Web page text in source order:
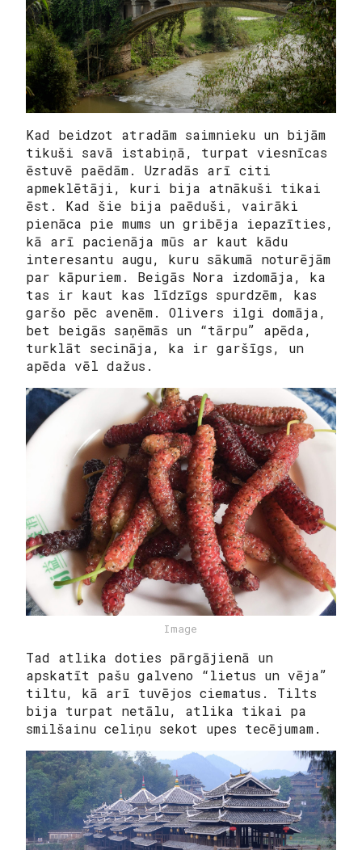
Kad beidzot atradām saimnieku un bijām
tikuši savā istabiņā, turpat viesnīcas
ēstuvē paēdām. Uzradās arī citi
apmeklētāji, kuri bija atnākuši tikai
ēst. Kad šie bija paēduši, vairāki
pienāca pie mums un gribēja iepazīties,
kā arī pacienāja mūs ar kaut kādu
interesantu augu, kuru sākumā noturējām
par kāpuriem. Beigās Nora izdomāja, ka
tas ir kaut kas līdzīgs spurdzēm, kas
garšo pēc avenēm. Olivers ilgi domāja,
bet beigās saņēmās un “tārpu” apēda,
turklāt secināja, ka ir garšīgs, un
apēda vēl dažus.
Image
Tad atlika doties pārgājienā un
apskatīt pašu galveno “lietus un vēja”
tiltu, kā arī tuvējos ciematus. Tilts
bija turpat netālu, atlika tikai pa
smilšainu celiņu sekot upes tecējumam.